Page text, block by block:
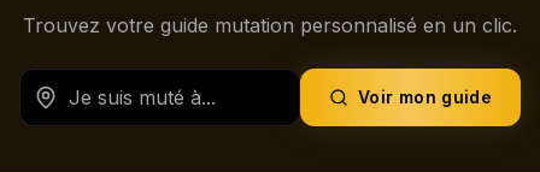
Trouvez votre guide mutation personnalisé en un clic.
Voir mon guide